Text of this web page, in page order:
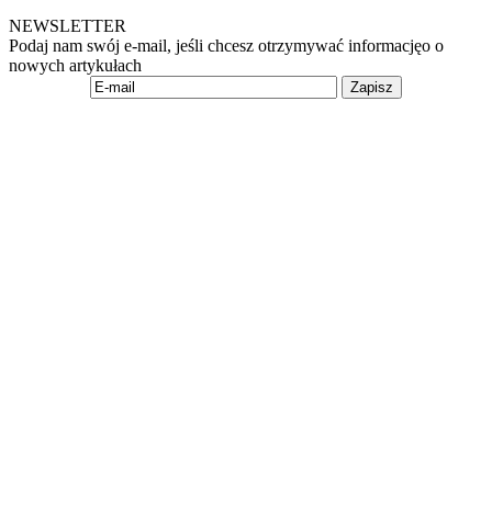
NEWSLETTER
Podaj nam swój e-mail, jeśli chcesz otrzymywać informacjęo o
nowych artykułach
Zapisz